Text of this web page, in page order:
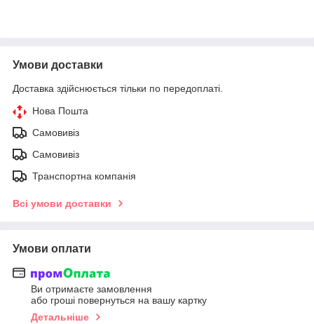
Умови доставки
Доставка здійснюється тільки по передоплаті.
Нова Пошта
Самовивіз
Самовивіз
Транспортна компанія
Всі умови доставки
Умови оплати
Ви отримаєте замовлення
або гроші повернуться на вашу картку
Детальніше